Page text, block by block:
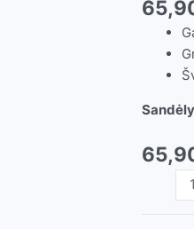
produkto
kiekis: